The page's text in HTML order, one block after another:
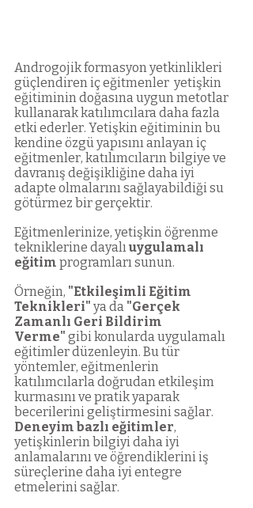
Androgojik formasyon yetkinlikleri
güçlendiren iç eğitmenler  yetişkin
eğitiminin doğasına uygun metotlar
kullanarak katılımcılara daha fazla
etki ederler. Yetişkin eğitiminin bu
kendine özgü yapısını anlayan iç
eğitmenler, katılımcıların bilgiye ve
davranış değişikliğine daha iyi
adapte olmalarını sağlayabildiği su
götürmez bir gerçektir.
Eğitmenlerinize, yetişkin öğrenme
tekniklerine dayalı uygulamalı
eğitim programları sunun.
Örneğin, "Etkileşimli Eğitim
Teknikleri" ya da "Gerçek
Zamanlı Geri Bildirim
Verme" gibi konularda uygulamalı
eğitimler düzenleyin. Bu tür
yöntemler, eğitmenlerin
katılımcılarla doğrudan etkileşim
kurmasını ve pratik yaparak
becerilerini geliştirmesini sağlar.
Deneyim bazlı eğitimler,
yetişkinlerin bilgiyi daha iyi
anlamalarını ve öğrendiklerini iş
süreçlerine daha iyi entegre
etmelerini sağlar.